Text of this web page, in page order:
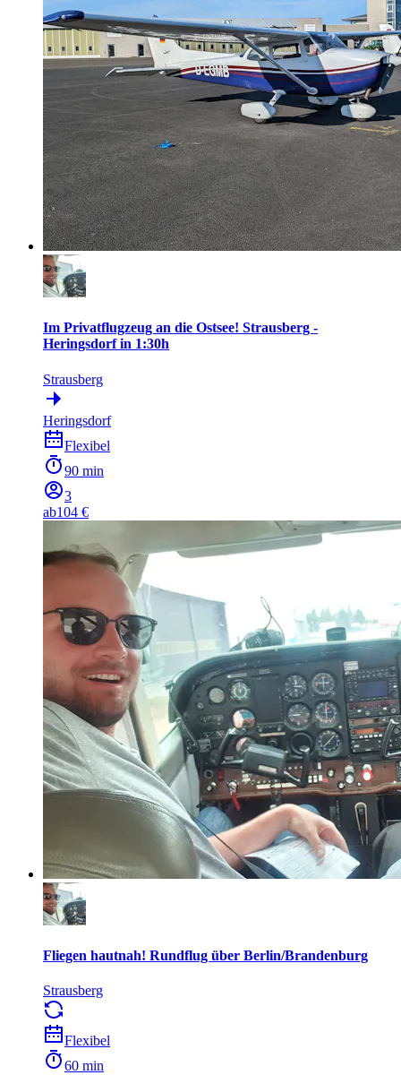
Im Privatflugzeug an die Ostsee! Strausberg -
Heringsdorf in 1:30h
Strausberg
Heringsdorf
Flexibel
90 min
3
ab104 €
Fliegen hautnah! Rundflug über Berlin/Brandenburg
Strausberg
Flexibel
60 min